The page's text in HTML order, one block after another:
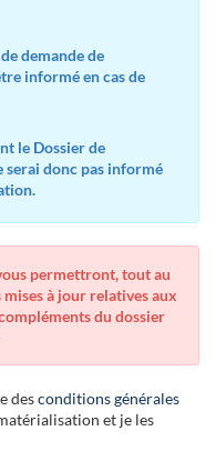
demande de
informé en cas de
le Dossier de
serai donc pas informé
permettront, tout au
à jour relatives aux
du dossier
desconditions générales
et je les